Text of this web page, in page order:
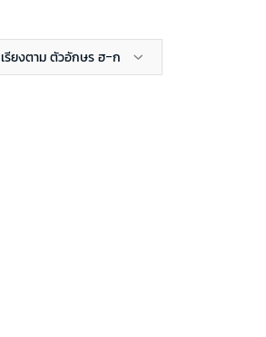
เรียงตาม ตัวอักษร ฮ-ก